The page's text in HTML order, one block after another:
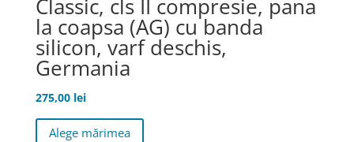
Classic, cls II compresie, pana
la coapsa (AG) cu banda
silicon, varf deschis,
Germania
275,00 lei
Alege mărimea
Acest